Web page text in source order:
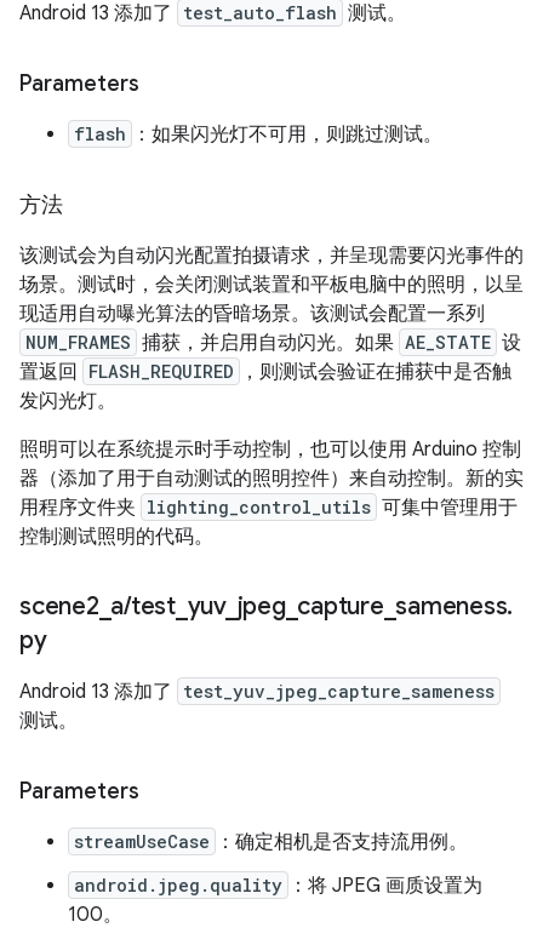
Android 13 添加了 test_auto_flash 测试。
Parameters
flash ：如果闪光灯不可用，则跳过测试。
方法
该测试会为自动闪光配置拍摄请求，并呈现需要闪光事件的
场景。测试时，会关闭测试装置和平板电脑中的照明，以呈
现适用自动曝光算法的昏暗场景。该测试会配置一系列
NUM_FRAMES 捕获，并启用自动闪光。如果 AE_STATE 设
置返回
FLASH_REQUIRED
，则测试会验证在捕获中是否触
发闪光灯。
照明可以在系统提示时手动控制，也可以使用 Arduino 控制
器（添加了用于自动测试的照明控件）来自动控制。新的实
用程序文件夹 lighting_control_utils 可集中管理用于
控制测试照明的代码。
scene2 a/test_ yuv_ jpeg_ capture _sameness.
py
Android 13 添加了 test_yuv_jpeg_capture_sameness
测试。
Parameters
streamUseCase ：确定相机是否支持流用例。
android.jpeg.quality
：将 JPEG 画质设置为
100。